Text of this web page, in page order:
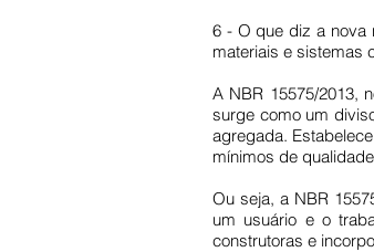
6 - O que diz a nova
materiais e sistemas
A NBR 15575/2013,
surge como um
agregada.
mínimos de
Ou seja, a NBR
um usuário e o
construtoras e